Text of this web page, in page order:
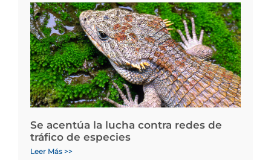
Se acentúa la lucha contra redes de
tráfico de especies
Leer Más >>